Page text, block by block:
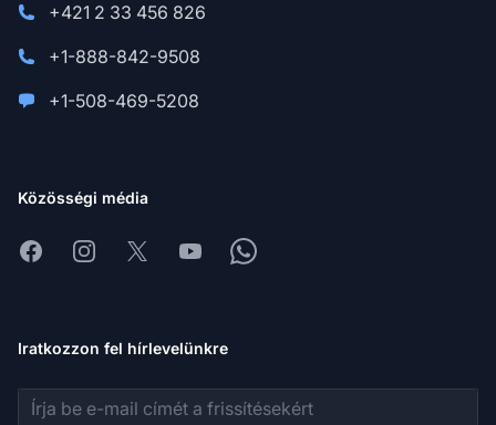
+421 2 33 456 826
+1-888-842-9508
+1-508-469-5208
Közösségi média
FacebookInstagram
X YoutubeWhatsapp
Iratkozzon fel hírlevelünkre
E-mail cím